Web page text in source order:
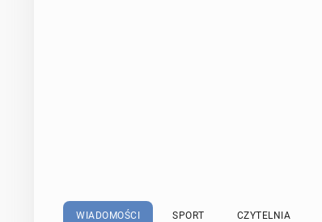
WIADOMOŚCI SPORT CZYTELNIA